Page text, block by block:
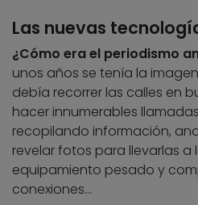
Las nuevas
¿Cómo era el periodismo
unos años se tenía la
debía recorrer las calles en
hacer innumerables
recopilando información,
revelar fotos para llevarlas a
equipamiento pesado y
conexiones…